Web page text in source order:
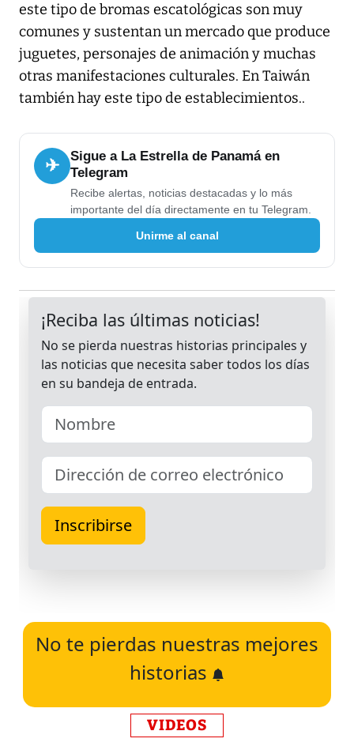
este tipo de bromas escatológicas son muy
comunes y sustentan un mercado que produce
juguetes, personajes de animación y muchas
otras manifestaciones culturales. En Taiwán
también hay este tipo de establecimientos..
✈
Sigue a La Estrella de Panamá en
Telegram
Recibe alertas, noticias destacadas y lo más
importante del día directamente en tu Telegram.
Unirme al canal
No te pierdas nuestras mejores
historias
VIDEOS